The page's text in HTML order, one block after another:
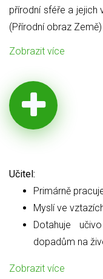
přírodní sféře a jejich
(Přírodní obraz Země)
Zobrazit více
Učitel:
Primárně
Myslí ve
Dotahuje
dopadům na
Zobrazit více